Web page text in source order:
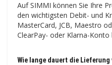
Auf SIMMI können Sie Ihre
den wichtigsten Debit- und
MasterCard, JCB, Maestro
ClearPay- oder Klarna-Konto
Wie lange dauert die